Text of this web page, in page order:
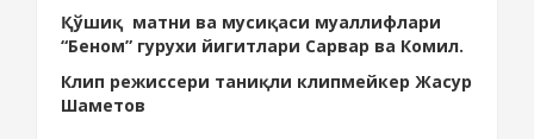
Қўшиқ матни ва мусиқаси муаллифлари
“Беном” гурухи йигитлари Сарвар ва Комил.
Клип режиссери таниқли клипмейкер Жасур
Шаметов